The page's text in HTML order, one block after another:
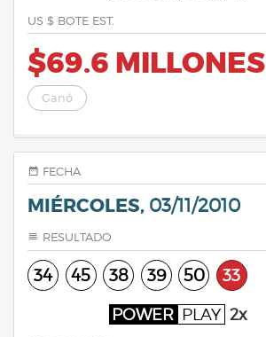
US $ BOTE EST.
$69.6 MILLONES
Ganó
FECHA
MIÉRCOLES, 03/11/2010
RESULTADO
34 45 38 39 50 33
POWER PLAY 2x